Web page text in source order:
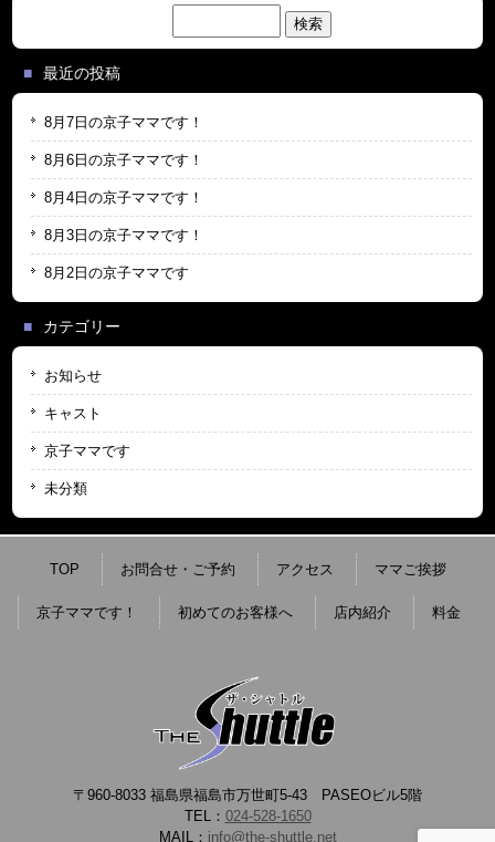
索:
最近の投稿
8月7日の京子ママです！
8月6日の京子ママです！
8月4日の京子ママです！
8月3日の京子ママです！
8月2日の京子ママです
カテゴリー
お知らせ
キャスト
京子ママです
未分類
TOP お問合せ・ご予約 アクセス ママご挨拶
京子ママです！ 初めてのお客様へ 店内紹介 料金
〒960-8033 福島県福島市万世町5-43 PASEOビル5階
TEL： 024-528-1650
MAIL： info@the-shuttle.net